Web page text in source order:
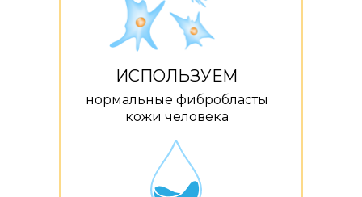
нормальные фибробласты
кожи человека
ИСПОЛЬЗУЕМ